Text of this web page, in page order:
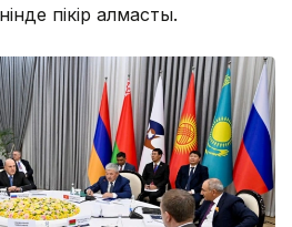
пікір алмасты.